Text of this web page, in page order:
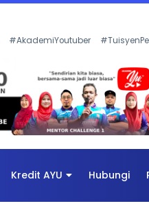
#AkademiYoutuber
Kredit AYU Hubungi